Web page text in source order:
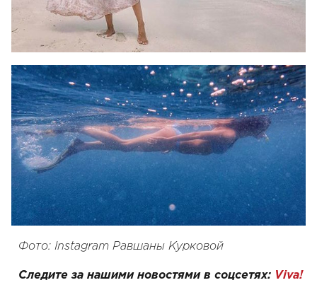
Фото: Instagram Равшаны Курковой
Следите за нашими новостями в соцсетях: Viva!